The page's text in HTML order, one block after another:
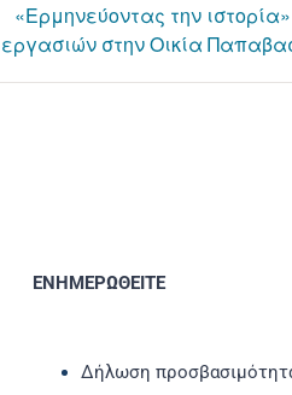
«Ερμηνεύοντας την
εργασιών στην Οικία
ΕΝΗΜΕΡΩΘΕΙΤΕ
Δήλωση